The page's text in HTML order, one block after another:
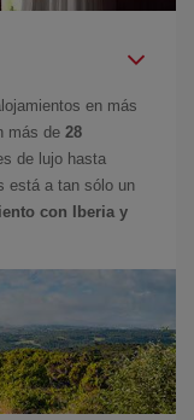
en más
más de 28
de lujo hasta
está a tan sólo un
con Iberia y